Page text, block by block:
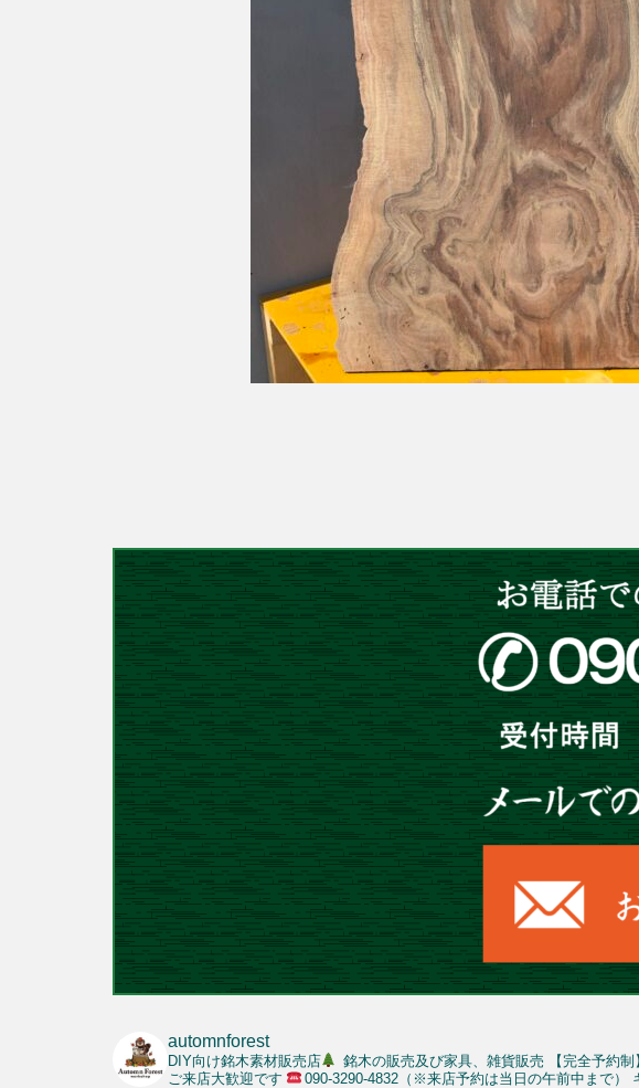
automnforest
DIY向け銘木素材販売店 銘木の販売及び家具、雑貨販売 【完全予約制
ご来店大歓迎です
090-3290-4832（※来店予約は当日の午前中まで）